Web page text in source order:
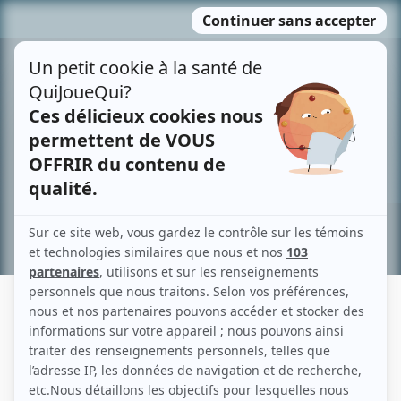
MENU
contenu
Recherche avancée »
STÉPHANE LESTAGE
Liens
Fiche de Stéphane Lestage sur Showbizz.net